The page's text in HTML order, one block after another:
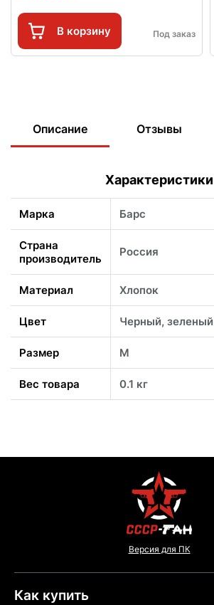
В корзину Под заказ
Описание Отзывы
Характеристики
Марка Барс
Страна
производитель
Россия
Материал Хлопок
Цвет Черный, зеленый
Размер M
Вес товара 0.1 кг
Версия для ПК
Как купить